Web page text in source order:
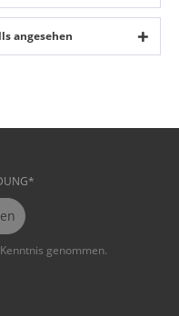
angesehen
genommen.